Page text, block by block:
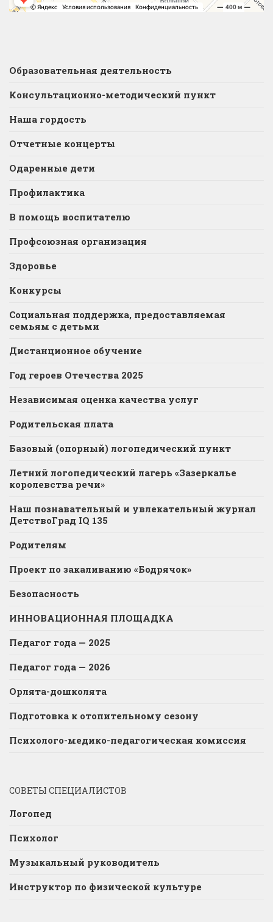
Образовательная деятельность
Консультационно-методический пункт
Наша гордость
Отчетные концерты
Одаренные дети
Профилактика
В помощь воспитателю
Профсоюзная организация
Здоровье
Конкурсы
Социальная поддержка, предоставляемая
семьям с детьми
Дистанционное обучение
Год героев Отечества 2025
Независимая оценка качества услуг
Родительская плата
Базовый (опорный) логопедический пункт
Летний логопедический лагерь «Зазеркалье
королевства речи»
Наш познавательный и увлекательный журнал
ДетствоГрад IQ 135
Родителям
Проект по закаливанию «Бодрячок»
Безопасность
ИННОВАЦИОННАЯ ПЛОЩАДКА
Педагог года — 2025
Педагог года — 2026
Орлята-дошколята
Подготовка к отопительному сезону
Психолого-медико-педагогическая комиссия
СОВЕТЫ СПЕЦИАЛИСТОВ
Логопед
Психолог
Музыкальный руководитель
Инструктор по физической культуре